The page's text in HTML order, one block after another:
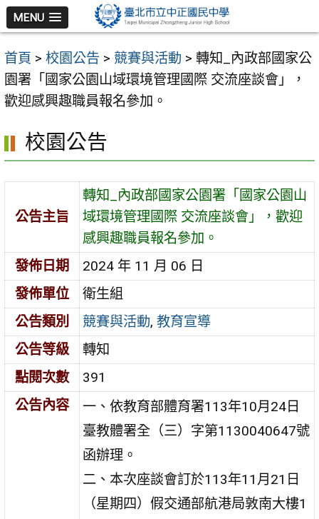
跳
至
主
要
內
區
MENU
首頁 > 校園公告 > 競賽與活動 > 轉知_內政部國家公
園署「國家公園山域環境管理國際 交流座談會」，
歡迎感興趣職員報名參加。
校園公告
公告主旨
轉知_內政部國家公園署「國家公園山
域環境管理國際 交流座談會」，歡迎
感興趣職員報名參加。
發佈日期
2024 年 11 月 06 日
發佈單位
衛生組
公告類別
競賽與活動,教育宣導
公告等級
轉知
點閱次數
391
公告內容
一、依教育部體育署113年10月24日
臺教體署全（三）字第1130040647號
函辦理。
二、本次座談會訂於113年11月21日
（星期四）假交通部航港局敦南大樓1